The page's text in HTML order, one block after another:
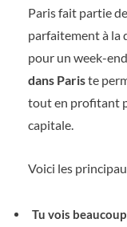
Paris fait partie
parfaitement à la
pour un week-
dans Pariste
tout en profitant
capitale.
Voici les
Tu vois